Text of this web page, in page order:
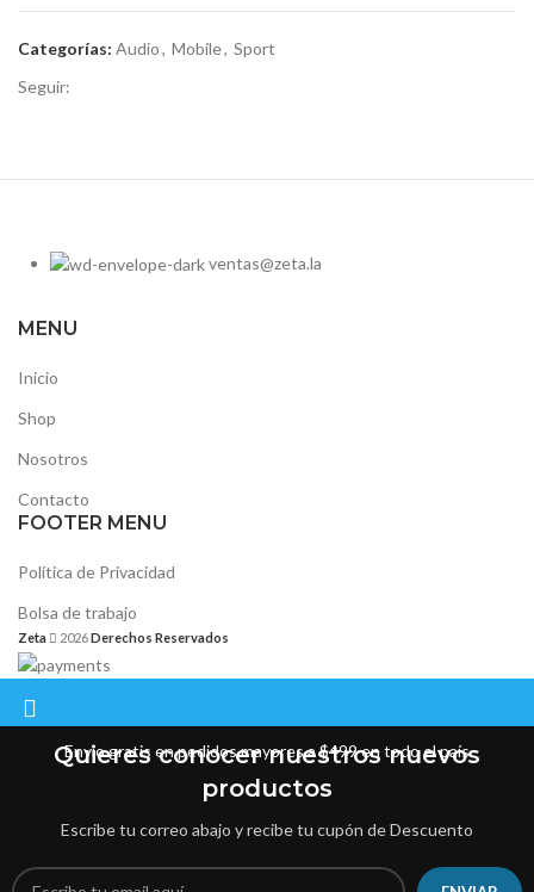
Categorías: Audio, Mobile, Sport
Seguir:
ventas@zeta.la
MENU
Inicio
Shop
Nosotros
Contacto
FOOTER MENU
Política de Privacidad
Bolsa de trabajo
Zeta 2026Derechos Reservados
Envío gratis en pedidos mayores a $499 en todo el país
Quieres conocer nuestros nuevos
productos
Escribe tu correo abajo y recibe tu cupón de Descuento